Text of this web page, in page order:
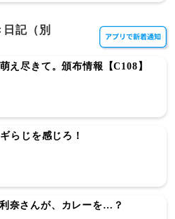
記（別
え尽きて。頒布情報【C108】
らじを感じろ！
利奈さんが、カレーを…？